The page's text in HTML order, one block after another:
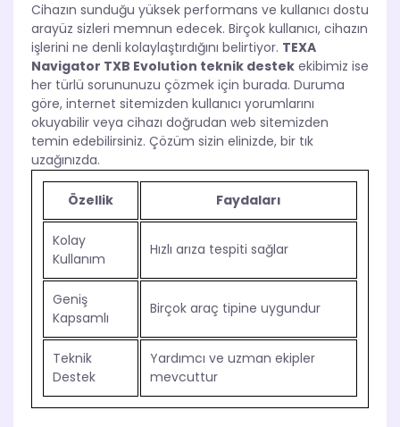
Cihazın sunduğu yüksek performans ve kullanıcı dostu
arayüz sizleri memnun edecek. Birçok kullanıcı, cihazın
işlerini ne denli kolaylaştırdığını belirtiyor. TEXA
Navigator TXB Evolution teknik destek ekibimiz ise
her türlü sorununuzu çözmek için burada. Duruma
göre, internet sitemizden kullanıcı yorumlarını
okuyabilir veya cihazı doğrudan web sitemizden
temin edebilirsiniz. Çözüm sizin elinizde, bir tık
uzağınızda.
Özellik Faydaları
Kolay
Kullanım
Hızlı arıza tespiti sağlar
Geniş
Kapsamlı
Birçok araç tipine uygundur
Teknik
Destek
Yardımcı ve uzman ekipler
mevcuttur